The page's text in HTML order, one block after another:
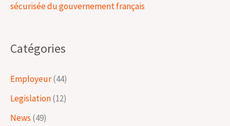
sécurisée du gouvernement français
Catégories
Employeur(44)
Legislation(12)
News (49)